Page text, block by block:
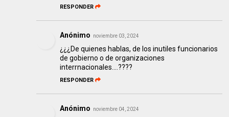
RESPONDER
Anónimo noviembre 03, 2024
¿¿¿De quienes hablas, de los inutiles funcionarios
de gobierno o de organizaciones
interrnacionales....????
RESPONDER
Anónimo noviembre 04, 2024